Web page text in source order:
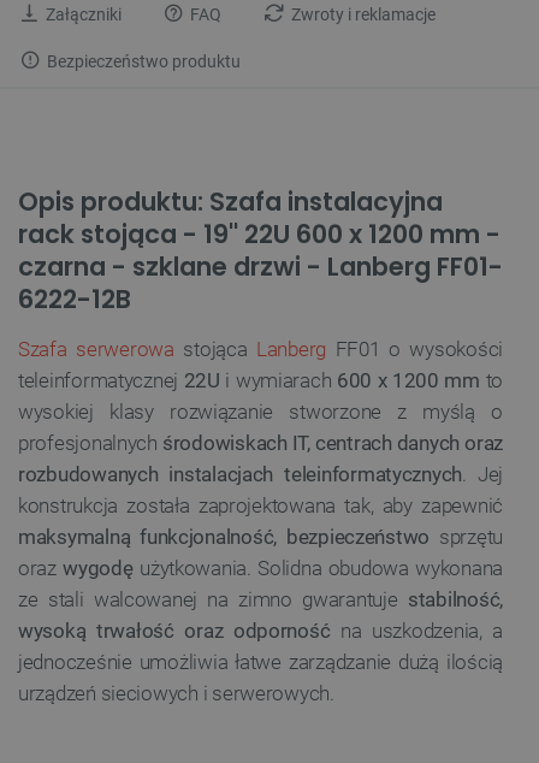
Załączniki FAQ Zwroty i reklamacje
Bezpieczeństwo produktu
Opis produktu: Szafa instalacyjna
rack stojąca - 19'' 22U 600 x 1200 mm -
czarna - szklane drzwi - Lanberg FF01-
6222-12B
Szafa serwerowa stojąca Lanberg FF01 o wysokości
teleinformatycznej 22U i wymiarach 600 x 1200 mm to
wysokiej klasy rozwiązanie stworzone z myślą o
profesjonalnych środowiskach IT, centrach danych oraz
rozbudowanych instalacjach teleinformatycznych. Jej
konstrukcja została zaprojektowana tak, aby zapewnić
maksymalną funkcjonalność, bezpieczeństwo sprzętu
orazwygodęużytkowania. Solidna obudowa wykonana
ze stali walcowanej na zimno gwarantuje stabilność,
wysoką trwałość oraz odporność na uszkodzenia, a
jednocześnie umożliwia łatwe zarządzanie dużą ilością
urządzeń sieciowych i serwerowych.